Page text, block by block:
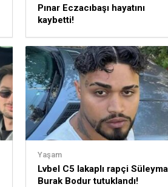
Pınar Eczacıbaşı hayatını
kaybetti!
Yaşam
Lvbel C5 lakaplı rapçi
Burak Bodur tutuklandı!